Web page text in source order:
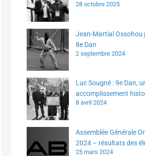
28 octobre 2025
Jean-Martial Ossohou
8e Dan
2 septembre 2024
Luc Sougné : 9e Dan,
accomplissement
8 avril 2024
Assemblée Générale
2024 – résultats des
25 mars 2024